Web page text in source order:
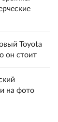
Toyota
он стоит
на фото